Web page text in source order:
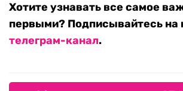
Хотите узнавать все самое
первыми? Подписывайтесь на
телеграм-канал.